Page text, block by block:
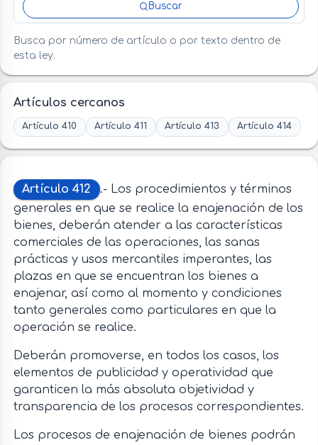
Buscar
Busca por número de artículo o por texto dentro de
esta ley.
Artículos cercanos
Artículo 410 Artículo 411 Artículo 413 Artículo 414
Artículo 412
.- Los procedimientos y términos
generales en que se realice la enajenación de los
bienes, deberán atender a las características
comerciales de las operaciones, las sanas
prácticas y usos mercantiles imperantes, las
plazas en que se encuentran los bienes a
enajenar, así como al momento y condiciones
tanto generales como particulares en que la
operación se realice.
Deberán promoverse, en todos los casos, los
elementos de publicidad y operatividad que
garanticen la más absoluta objetividad y
transparencia de los procesos correspondientes.
Los procesos de enajenación de bienes podrán